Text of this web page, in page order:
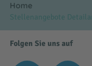
Home
Stellenangebote
Folgen Sie uns auf